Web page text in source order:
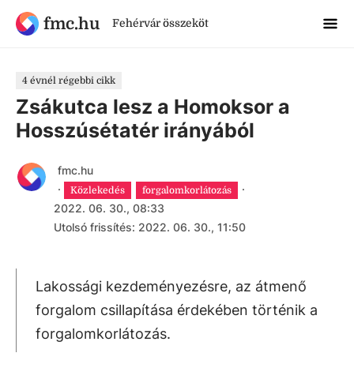
fmc.hu Fehérvár összeköt
4 évnél régebbi cikk
Zsákutca lesz a Homoksor a
Hosszúsétatér irányából
fmc.hu
·
Közlekedés forgalomkorlátozás
·
2022. 06. 30., 08:33
Utolsó frissítés: 2022. 06. 30., 11:50
Lakossági kezdeményezésre, az átmenő
forgalom csillapítása érdekében történik a
forgalomkorlátozás.